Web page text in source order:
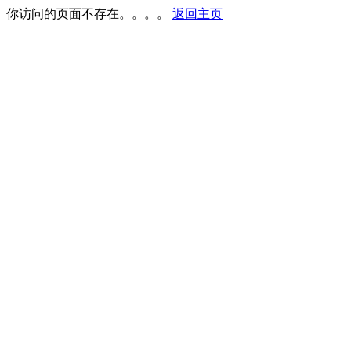
你访问的页面不存在。。。。 返回主页